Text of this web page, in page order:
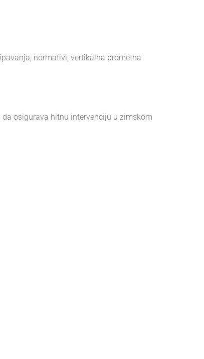
normativi, vertikalna prometna
osigurava hitnu intervenciju u zimskom